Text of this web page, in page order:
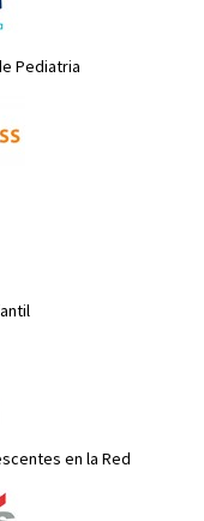
Pediatria
en la Red